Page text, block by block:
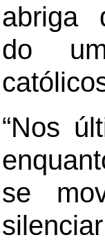
abriga
do
“Nos
se